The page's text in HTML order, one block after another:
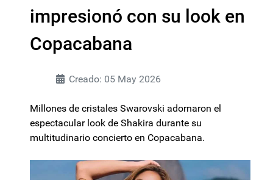
impresionó con su look en
Copacabana
Creado: 05 May 2026
Millones de cristales Swarovski adornaron el
espectacular look de Shakira durante su
multitudinario concierto en Copacabana.